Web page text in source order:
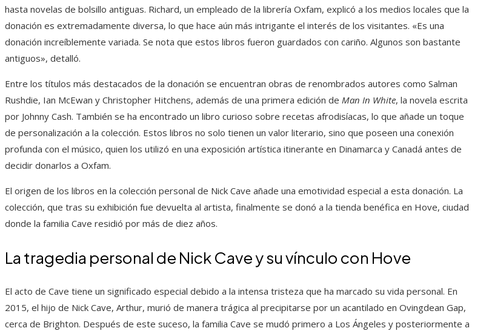
hasta novelas de bolsillo antiguas. Richard, un empleado de la librería Oxfam, explicó a los medios locales que la
donación es extremadamente diversa, lo que hace aún más intrigante el interés de los visitantes. «Es una
donación increíblemente variada. Se nota que estos libros fueron guardados con cariño. Algunos son bastante
antiguos», detalló.
Entre los títulos más destacados de la donación se encuentran obras de renombrados autores como Salman
Rushdie, Ian McEwan y Christopher Hitchens, además de una primera edición de Man In White, la novela escrita
por Johnny Cash. También se ha encontrado un libro curioso sobre recetas afrodisíacas, lo que añade un toque
de personalización a la colección. Estos libros no solo tienen un valor literario, sino que poseen una conexión
profunda con el músico, quien los utilizó en una exposición artística itinerante en Dinamarca y Canadá antes de
decidir donarlos a Oxfam.
El origen de los libros en la colección personal de Nick Cave añade una emotividad especial a esta donación. La
colección, que tras su exhibición fue devuelta al artista, finalmente se donó a la tienda benéfica en Hove, ciudad
donde la familia Cave residió por más de diez años.
La tragedia personal de Nick Cave y su vínculo con Hove
El acto de Cave tiene un significado especial debido a la intensa tristeza que ha marcado su vida personal. En
2015, el hijo de Nick Cave, Arthur, murió de manera trágica al precipitarse por un acantilado en Ovingdean Gap,
cerca de Brighton. Después de este suceso, la familia Cave se mudó primero a Los Ángeles y posteriormente a